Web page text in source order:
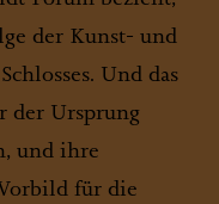
der Kunst- und
Und das
der Ursprung
und ihre
für die